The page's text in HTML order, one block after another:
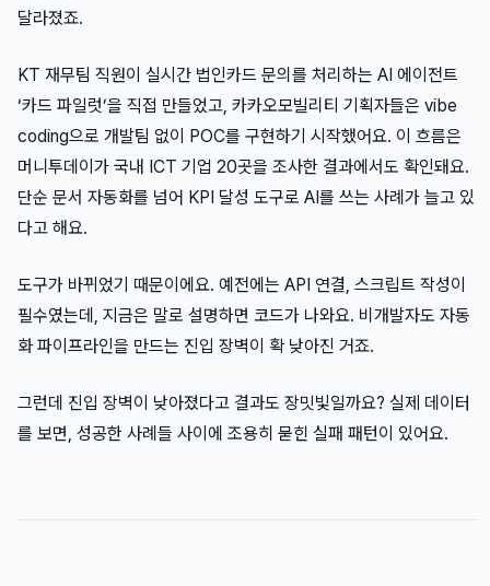
달라졌죠.
KT 재무팀 직원이 실시간 법인카드 문의를 처리하는 AI 에이전트
‘카드 파일럿’을 직접 만들었고, 카카오모빌리티 기획자들은 vibe
coding으로 개발팀 없이 POC를 구현하기 시작했어요. 이 흐름은
머니투데이가 국내 ICT 기업 20곳을 조사한 결과에서도 확인돼요.
단순 문서 자동화를 넘어 KPI 달성 도구로 AI를 쓰는 사례가 늘고 있
다고 해요.
도구가 바뀌었기 때문이에요. 예전에는 API 연결, 스크립트 작성이
필수였는데, 지금은 말로 설명하면 코드가 나와요. 비개발자도 자동
화 파이프라인을 만드는 진입 장벽이 확 낮아진 거죠.
그런데 진입 장벽이 낮아졌다고 결과도 장밋빛일까요? 실제 데이터
를 보면, 성공한 사례들 사이에 조용히 묻힌 실패 패턴이 있어요.